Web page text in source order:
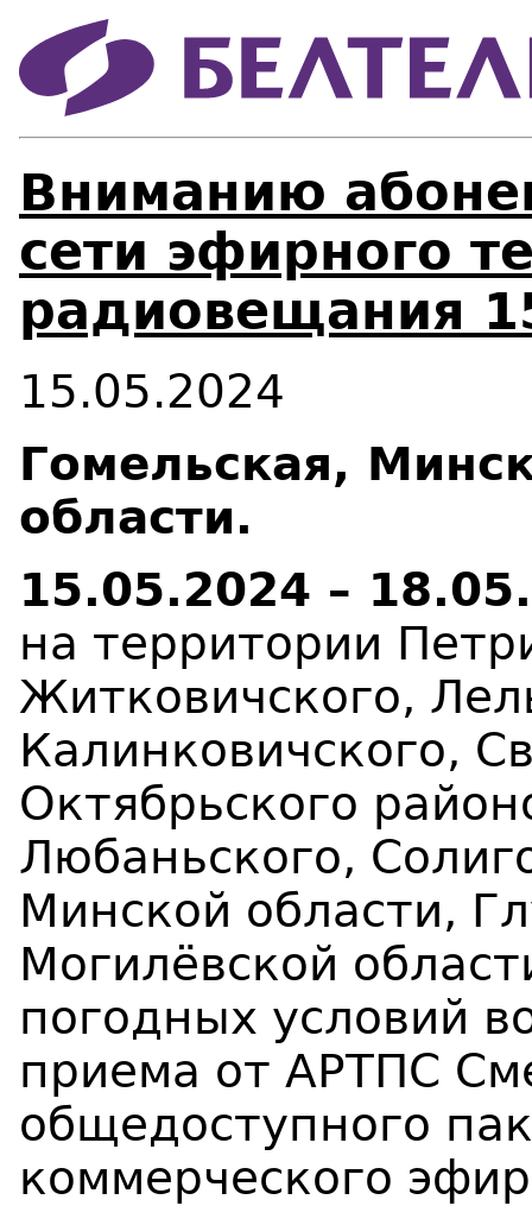
Вниманию
сети эфирного
радиовещания
15.05.2024
Гомельская,
области.
15.05.2024 –
на территории
Житковичского,
Калинковичского,
Октябрьского
Любаньского,
Минской области,
Могилёвской
погодных условий
приема от АРТПС
общедоступного
коммерческого